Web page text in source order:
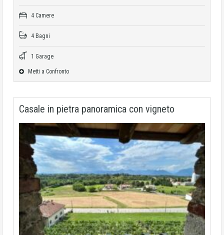
4 Camere
4 Bagni
1 Garage
Metti a Confronto
Casale in pietra panoramica con vigneto